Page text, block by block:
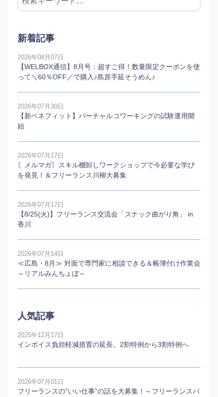
新着記事
2026年08月07日
【WELBOX通信】8月号：超すご得！数量限定クーポンを使
って＼60％OFF／で購入♪島原手延そうめん♪
2026年07月30日
【新ベネフィット】バーチャルコワーキングの試験運用開
始
2026年07月17日
〖メルマガ〗スキル棚卸しワークショップで今必要な学び
を発見！＆フリーランス川柳大募集
2026年07月17日
【8/25(火)】フリーランス交流会「スナック曲がり角」 in
香川
2026年07月14日
≪広島・8月≫ 対面で専門家に相談できる＆帳簿付け作業会
～リアルみんちょぼ～
人気記事
2025年12月17日
インボイス負担軽減措置の延長。2割特例から3割特例へ
2026年07月01日
フリーランスの”いい仕事”の話を大募集！～フリーランスパ